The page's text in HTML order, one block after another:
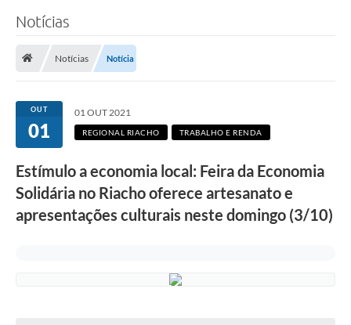
Notícias
Notícias Notícia
OUT
01
01 OUT 2021
REGIONAL RIACHO TRABALHO E RENDA
Estímulo a economia local: Feira da Economia
Solidária no Riacho oferece artesanato e
apresentações culturais neste domingo (3/10)